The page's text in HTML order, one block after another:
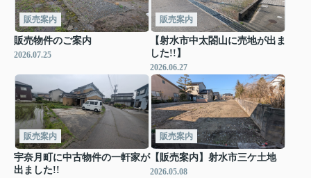
販売案内
販売物件のご案内
2026.07.25
販売案内
【射水市中太閤山に売地が出ま
した!!】
2026.06.27
販売案内
宇奈月町に中古物件の一軒家が
出ました!!
販売案内
【販売案内】射水市三ケ土地
2026.05.08